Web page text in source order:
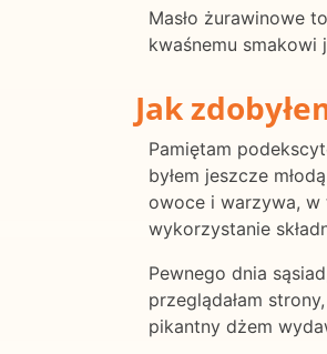
Masło żurawinowe
kwaśnemu smakowi
Jak
Pamiętam
byłem jeszcze
owoce i warzywa, w
wykorzystanie
Pewnego dnia
przeglądałam
pikantny dżem